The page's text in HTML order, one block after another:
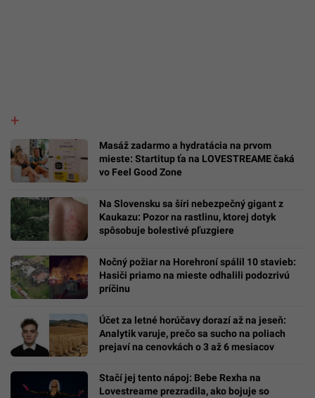
Masáž zadarmo a hydratácia na prvom
mieste: Startitup ťa na LOVESTREAME čaká
vo Feel Good Zone
Na Slovensku sa šíri nebezpečný gigant z
Kaukazu: Pozor na rastlinu, ktorej dotyk
spôsobuje bolestivé pľuzgiere
Nočný požiar na Horehroní spálil 10 stavieb:
Hasiči priamo na mieste odhalili podozrivú
príčinu
Účet za letné horúčavy dorazí až na jeseň:
Analytik varuje, prečo sa sucho na poliach
prejaví na cenovkách o 3 až 6 mesiacov
Stačí jej tento nápoj: Bebe Rexha na
Lovestreame prezradila, ako bojuje so